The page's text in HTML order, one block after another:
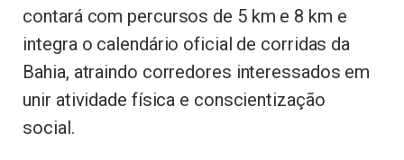
contará com percursos de 5 km e 8 km e
integra o calendário oficial de corridas da
Bahia, atraindo corredores interessados em
unir atividade física e conscientização
social.